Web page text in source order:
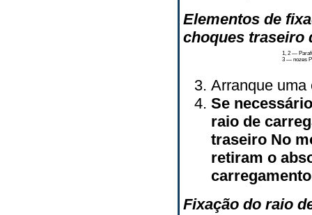
Elementos de
choques traseiro
1, 2 —
3 — nozes
Arranque uma
Se
raio de
traseiro No
retiram o
Fixação do raio